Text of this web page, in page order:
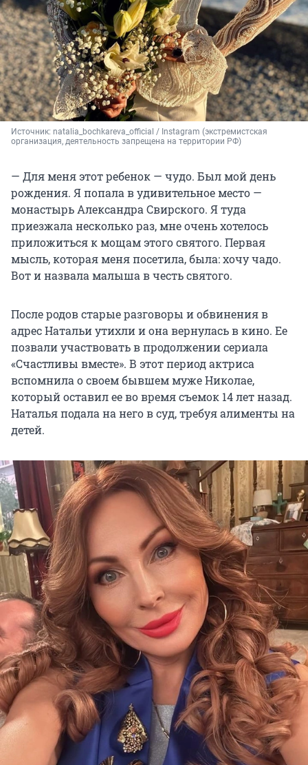
Источник: natalia_bochkareva_official / Instagram (экстремистская
организация, деятельность запрещена на территории РФ)
— Для меня этот ребенок — чудо. Был мой день
рождения. Я попала в удивительное место —
монастырь Александра Свирского. Я туда
приезжала несколько раз, мне очень хотелось
приложиться к мощам этого святого. Первая
мысль, которая меня посетила, была: хочу чадо.
Вот и назвала малыша в честь святого.
После родов старые разговоры и обвинения в
адрес Натальи утихли и она вернулась в кино. Ее
позвали участвовать в продолжении сериала
«Счастливы вместе». В этот период актриса
вспомнила о своем бывшем муже Николае,
который оставил ее во время съемок 14 лет назад.
Наталья подала на него в суд, требуя алименты на
детей.